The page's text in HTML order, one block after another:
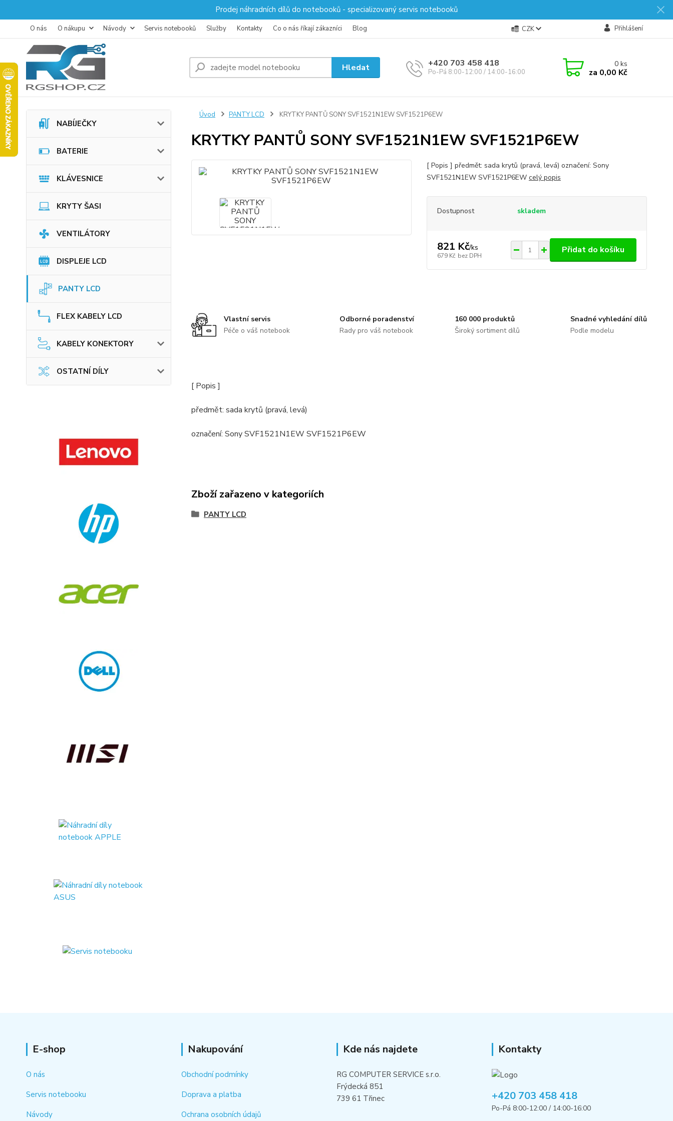
Prodej náhradních dílů do notebooků - specializovaný servis notebooků
O nás O nákupu Návody Servis notebooků Služby Kontakty Co o nás říkají zákazníci Blog CZK Přihlášení
Hledat +420 703 458 418
Po-Pá 8:00-12:00 / 14:00-16:00
0ks
za 0,00 Kč
NABÍJEČKY
BATERIE
KLÁVESNICE
KRYTY ŠASI
VENTILÁTORY
DISPLEJE LCD
PANTY LCD
FLEX KABELY LCD
KABELY KONEKTORY
OSTATNÍ DÍLY
Úvod PANTY LCD KRYTKY PANTŮ SONY SVF1521N1EW SVF1521P6EW
KRYTKY PANTŮ SONY SVF1521N1EW SVF1521P6EW
[ Popis ] předmět: sada krytů (pravá, levá) označení: Sony
SVF1521N1EW SVF1521P6EW celý popis
Dostupnost skladem
821 Kč/ks
679 Kč bez DPH
Přidat do košíku
Vlastní servis
Péče o váš notebook
Odborné poradenství
Rady pro váš notebook
160 000 produktů
Široký sortiment dílů
Snadné vyhledání dílů
Podle modelu
[ Popis ]
předmět: sada krytů (pravá, levá)
označení: Sony SVF1521N1EW SVF1521P6EW
Zboží zařazeno v kategoriích
PANTY LCD
E-shop
O nás
Servis notebooku
Návody
Nakupování
Obchodní podmínky
Doprava a platba
Ochrana osobních údajů
Kde nás najdete
RG COMPUTER SERVICE s.r.o.
Frýdecká 851
739 61 Třinec
Kontakty
+420 703 458 418
Po-Pá 8:00-12:00 / 14:00-16:00